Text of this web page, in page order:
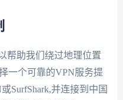
帮助我们绕过地理位置
一个可靠的VPN服务提
SurfShark,并连接到中国